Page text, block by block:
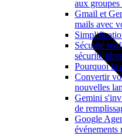
aux groupes
Gmail et
mails avec
Sécurité
sécurité
Pourquoi la
Convertir
nouvelles
Gemini
de
Google
événements